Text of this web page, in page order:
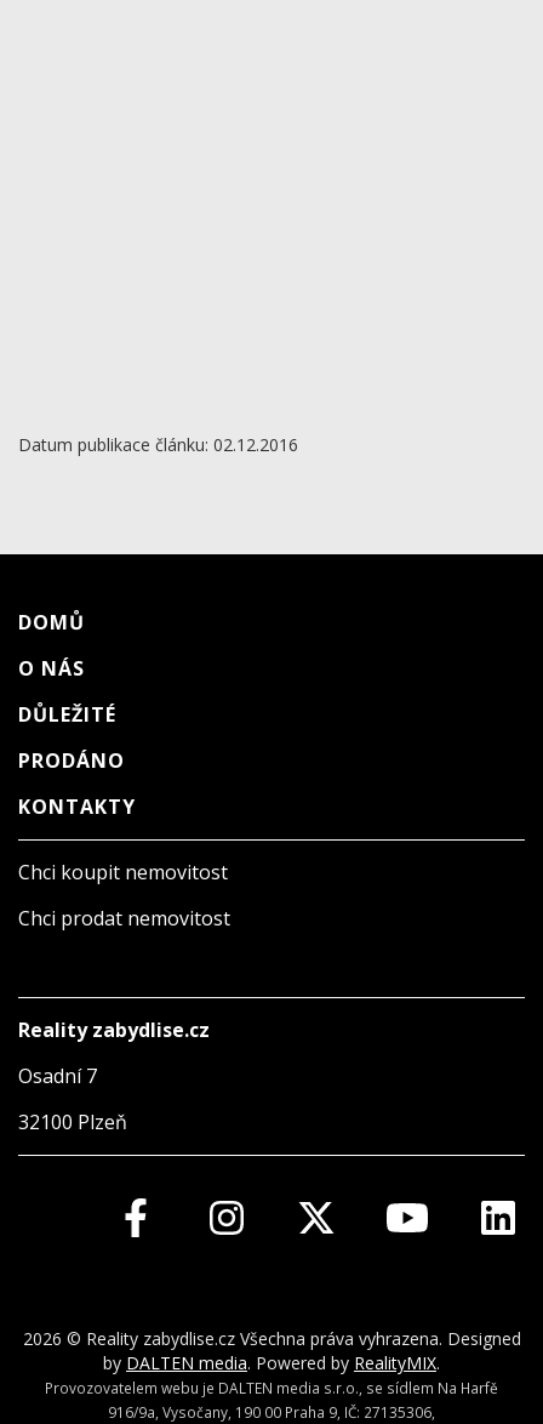
Datum publikace článku: 02.12.2016
DOMŮ
O NÁS
DŮLEŽITÉ
PRODÁNO
KONTAKTY
Chci koupit nemovitost
Chci prodat nemovitost
Reality zabydlise.cz
Osadní 7
32100 Plzeň
2026 © Reality zabydlise.cz Všechna práva vyhrazena. Designed
by DALTEN media. Powered by RealityMIX.
Provozovatelem webu je DALTEN media s.r.o., se sídlem Na Harfě
916/9a, Vysočany, 190 00 Praha 9, IČ: 27135306,